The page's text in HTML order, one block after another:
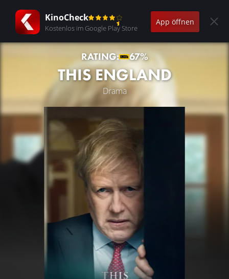
KinoCheck
Kostenlos im Google Play Store
App öffnen
RATING: 67%
THIS ENGLAND
Drama